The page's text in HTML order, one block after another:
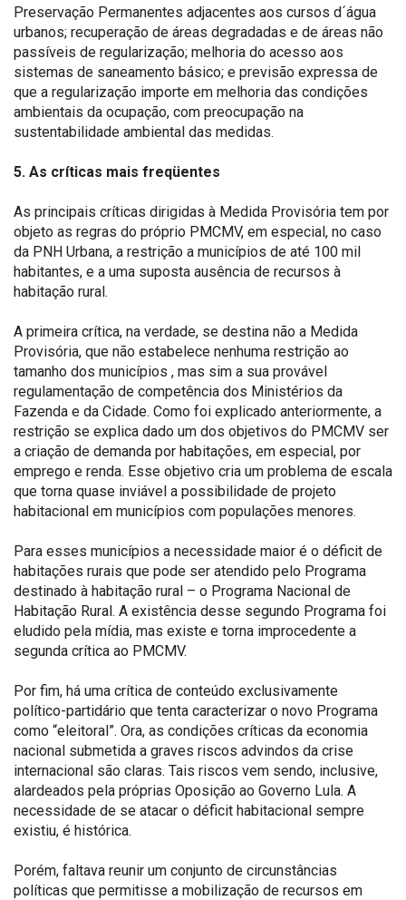
Preservação Permanentes adjacentes aos cursos d´água
urbanos; recuperação de áreas degradadas e de áreas não
passíveis de regularização; melhoria do acesso aos
sistemas de saneamento básico; e previsão expressa de
que a regularização importe em melhoria das condições
ambientais da ocupação, com preocupação na
sustentabilidade ambiental das medidas.
5. As críticas mais freqüentes
As principais críticas dirigidas à Medida Provisória tem por
objeto as regras do próprio PMCMV, em especial, no caso
da PNH Urbana, a restrição a municípios de até 100 mil
habitantes, e a uma suposta ausência de recursos à
habitação rural.
A primeira crítica, na verdade, se destina não a Medida
Provisória, que não estabelece nenhuma restrição ao
tamanho dos municípios , mas sim a sua provável
regulamentação de competência dos Ministérios da
Fazenda e da Cidade. Como foi explicado anteriormente, a
restrição se explica dado um dos objetivos do PMCMV ser
a criação de demanda por habitações, em especial, por
emprego e renda. Esse objetivo cria um problema de escala
que torna quase inviável a possibilidade de projeto
habitacional em municípios com populações menores.
Para esses municípios a necessidade maior é o déficit de
habitações rurais que pode ser atendido pelo Programa
destinado à habitação rural – o Programa Nacional de
Habitação Rural. A existência desse segundo Programa foi
eludido pela mídia, mas existe e torna improcedente a
segunda crítica ao PMCMV.
Por fim, há uma crítica de conteúdo exclusivamente
político-partidário que tenta caracterizar o novo Programa
como “eleitoral”. Ora, as condições críticas da economia
nacional submetida a graves riscos advindos da crise
internacional são claras. Tais riscos vem sendo, inclusive,
alardeados pela próprias Oposição ao Governo Lula. A
necessidade de se atacar o déficit habitacional sempre
existiu, é histórica.
Porém, faltava reunir um conjunto de circunstâncias
políticas que permitisse a mobilização de recursos em